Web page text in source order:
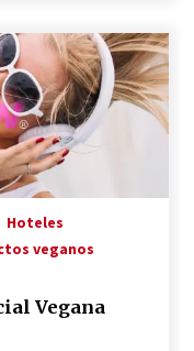
Hoteles
veganos
Vegana